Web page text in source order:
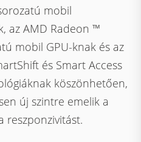
mobil
az AMD Radeon ™
mobil GPU-knak és az
és Smart Access
köszönhetően,
új szintre emelik a
reszponzivitást.